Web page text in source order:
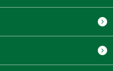
栃木県